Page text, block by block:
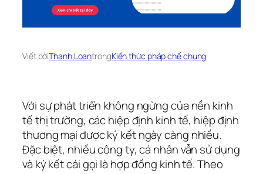
Viết bởiThanh LoantrongKiến thức pháp chế chung
Với sự phát triển không ngừng của nền kinh
tế thị trường, các hiệp định kinh tế, hiệp định
thương mại được ký kết ngày càng nhiều.
Đặc biệt, nhiều công ty, cá nhân vẫn sử dụng
và ký kết cái gọi là hợp đồng kinh tế. Theo